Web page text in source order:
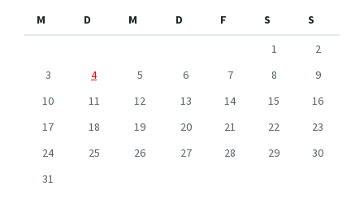
M
D M D F S
S
1
2
3
4 5 6 7 8
9
10
11 12 13 14 15
16
17
18 19 20 21 22
23
24
25 26 27 28 29
30
31